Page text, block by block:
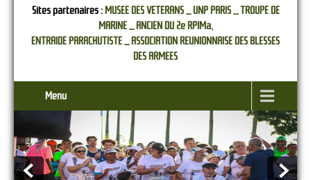
Sites partenaires :MUSEE DES VETERANS _UNP PARIS _TROUPE DE
MARINE _ANCIEN DU 2e RPIMa,
ENTRAIDE PARACHUTISTE _ASSOCIATION REUNIONNAISE DES BLESSES
DES ARMEES
Menu